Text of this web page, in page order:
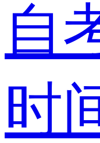
自
时